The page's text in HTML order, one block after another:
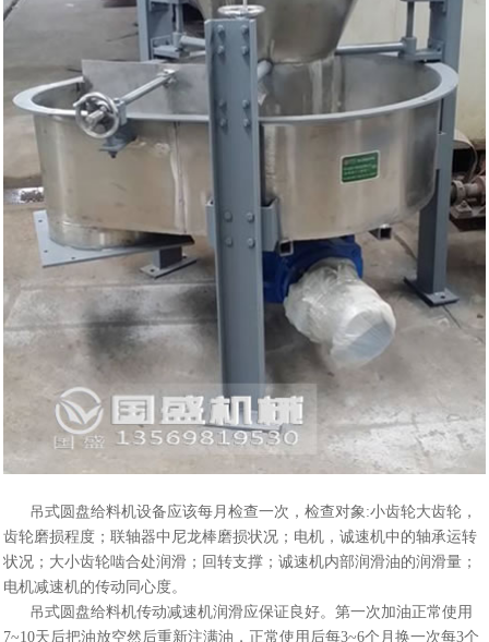
吊式圆盘给料机设备应该每月检查一次，检查对象:小齿轮大齿轮，
齿轮磨损程度；联轴器中尼龙棒磨损状况；电机，诚速机中的轴承运转
状况；大小齿轮啮合处润滑；回转支撑；诚速机内部润滑油的润滑量；
电机减速机的传动同心度。
吊式圆盘给料机传动减速机润滑应保证良好。第一次加油正常使用
7~10天后把油放空然后重新注满油，正常使用后每3~6个月换一次每3个